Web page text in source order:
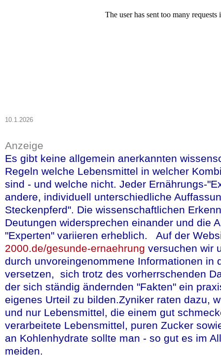
Doch
dieser Text wurde ohne
erstellt.</h6>
<br><br><br>
Sauerkraut: US-
Kennedy jun.
Krautprodukt
Robert F.Kennedy
Vorliebe für
öffentlich bekannt
10.1.2026
Anzeige
Es gibt keine allgemein anerkannten
Regeln welche Lebensmittel in welcher
sind - und welche nicht. Jeder Ernährungs-
andere, individuell unterschiedliche
Steckenpferd". Die wissenschaftlichen
Deutungen widersprechen einander und die
"Experten" variieren erheblich. Auf der
2000.de/gesunde-ernaehrung versuchen wir
durch unvoreingenommene Informationen in
versetzen, sich trotz des vorherrschenden
der sich ständig ändernden "Fakten" ein
eigenes Urteil zu bilden.Zyniker raten dazu,
und nur Lebensmittel, die einem gut
verarbeitete Lebensmittel, puren Zucker
an Kohlenhydrate sollte man - so gut es im
meiden.